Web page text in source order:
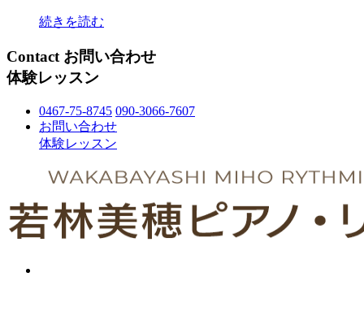
続きを読む
Contact お問い合わせ
体験レッスン
0467-75-8745 090-3066-7607
お問い合わせ
体験レッスン